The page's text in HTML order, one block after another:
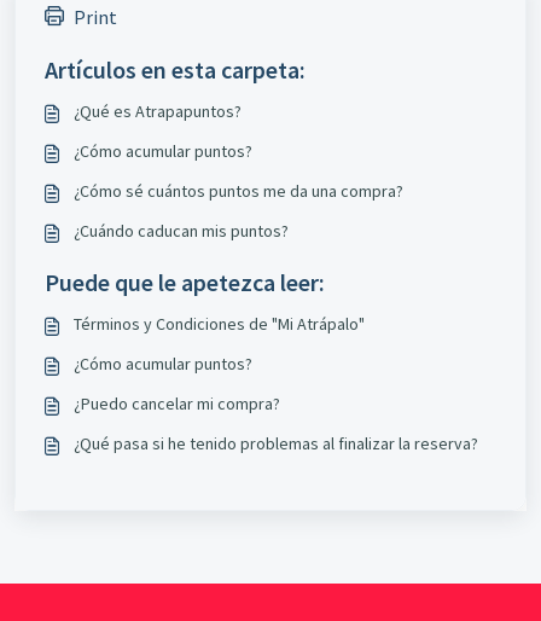
Print
Artículos en esta carpeta:
¿Qué es Atrapapuntos?
¿Cómo acumular puntos?
¿Cómo sé cuántos puntos me da una compra?
¿Cuándo caducan mis puntos?
Puede que le apetezca leer:
Términos y Condiciones de "Mi Atrápalo"
¿Cómo acumular puntos?
¿Puedo cancelar mi compra?
¿Qué pasa si he tenido problemas al finalizar la reserva?